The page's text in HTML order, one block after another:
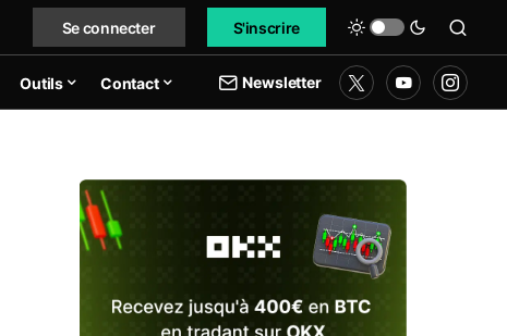
Se connecter S'inscrire
Outils Contact Newsletter